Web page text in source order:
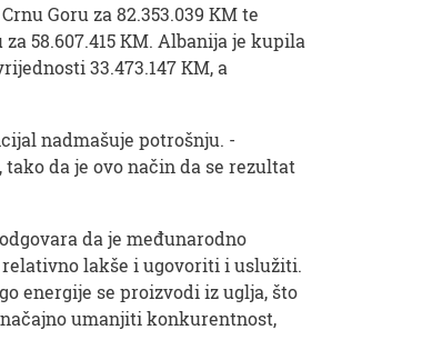
Goru za 82.353.039 KM te
za 58.607.415 KM. Albanija je kupila
33.473.147 KM, a
nadmašuje potrošnju. -
da je ovo način da se rezultat
da je međunarodno
lakše i ugovoriti i uslužiti.
energije se proizvodi iz uglja, što
umanjiti konkurentnost,